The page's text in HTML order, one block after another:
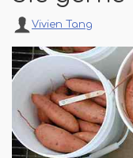
Vivien Tang